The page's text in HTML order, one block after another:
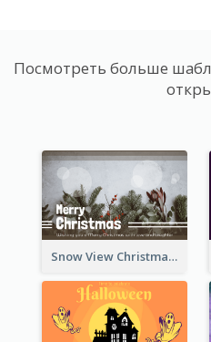
Посмотреть больше
Snow View Christmas Card With Simple Design